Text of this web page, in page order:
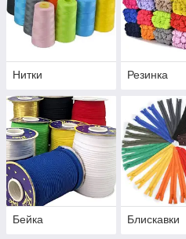
Нитки Резинка
Бейка Блискавки